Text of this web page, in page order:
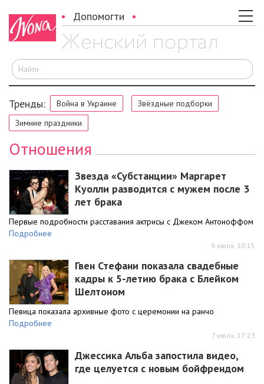
Допомогти
Тренды: Война в Украине
Звёздные подборки
Зимние праздники
Отношения
Звезда «Субстанции» Маргарет
Куолли разводится с мужем после 3
лет брака
Первые подробности расставания актрисы с Джеком Антоноффом
Подробнее
9 июля, 10:15
Гвен Стефани показала свадебные
кадры к 5-летию брака с Блейком
Шелтоном
Певица показала архивные фото с церемонии на ранчо
Подробнее
7 июля, 17:23
Джессика Альба запостила видео,
где целуется с новым бойфрендом